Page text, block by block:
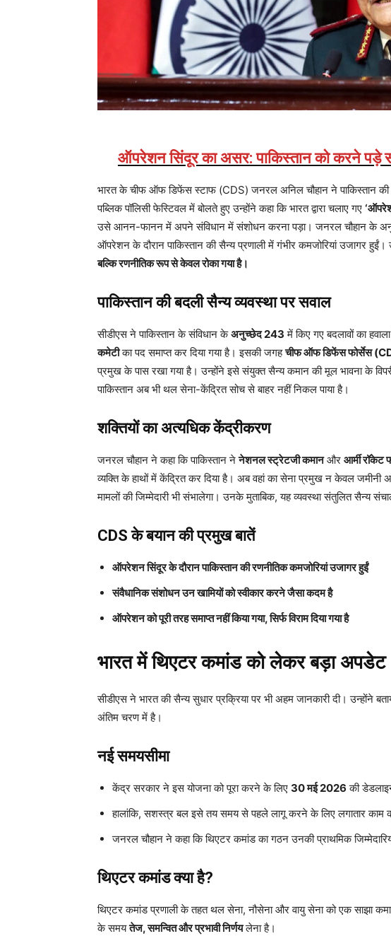
ऑपरेशन सिंदूर का असर: पाकिस्तान को करने पड़े
भारत के चीफ ऑफ डिफेंस स्टाफ (CDS) जनरल अनिल चौहान ने पाकिस्तान की
पब्लिक पॉलिसी फेस्टिवल में बोलते हुए उन्होंने कहा कि भारत द्वारा चलाए गए
उसे आनन-फानन में अपने संविधान में संशोधन करना पड़ा। जनरल चौहान के
ऑपरेशन के दौरान पाकिस्तान की सैन्य प्रणाली में गंभीर कमजोरियां उजागर हुईं।
बल्कि रणनीतिक रूप से केवल रोका गया है।
पाकिस्तान की बदली सैन्य व्यवस्था पर सवाल
सीडीएस ने पाकिस्तान के संविधान केअनुच्छेद 243 में किए गए बदलावों का
कमेटीका पद समाप्त कर दिया गया है। इसकी जगहचीफ ऑफ डिफेंस फोर्सेस
प्रमुख के पास रखा गया है। उन्होंने इसे संयुक्त सैन्य कमान की मूल भावना के
पाकिस्तान अब भी थल सेना-केंद्रित सोच से बाहर नहीं निकल पाया है।
शक्तियों का अत्यधिक केंद्रीकरण
जनरल चौहान ने कहा कि पाकिस्तान नेनेशनल स्ट्रेटजी कमानऔर आर्मी रॉकेट
व्यक्ति के हाथों में केंद्रित कर दिया है। अब वहां का सेना प्रमुख न केवल जमीनी
मामलों की जिम्मेदारी भी संभालेगा। उनके मुताबिक, यह व्यवस्था संतुलित सैन्य
CDS के बयान की प्रमुख बातें
ऑपरेशन सिंदूर के दौरान पाकिस्तान की रणनीतिक कमजोरियां उजागर हुईं
संवैधानिक संशोधन उन खामियों को स्वीकार करने जैसा कदम है
ऑपरेशन को पूरी तरह समाप्त नहीं किया गया, सिर्फ विराम दिया गया है
भारत में थिएटर कमांड को लेकर बड़ा अपडेट
सीडीएस ने भारत की सैन्य सुधार प्रक्रिया पर भी अहम जानकारी दी। उन्होंने
अंतिम चरण में है।
नई समयसीमा
केंद्र सरकार ने इस योजना को पूरा करने के लिए 30 मई 2026 की
हालांकि, सशस्त्र बल इसे तय समय से पहले लागू करने के लिए लगातार काम
जनरल चौहान ने कहा कि थिएटर कमांड का गठन उनकी प्राथमिक
थिएटर कमांड क्या है?
थिएटर कमांड प्रणाली के तहत थल सेना, नौसेना और वायु सेना को एक साझा
के समयतेज, समन्वित और प्रभावी निर्णयलेना है।